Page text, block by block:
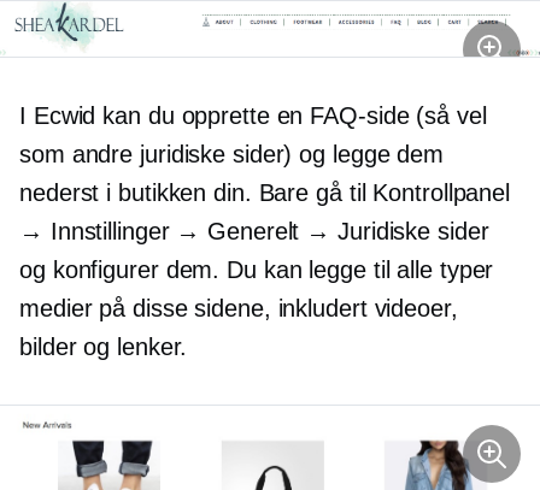
I Ecwid kan du opprette en FAQ-side (så vel
som andre juridiske sider) og legge dem
nederst i butikken din. Bare gå til Kontrollpanel
→ Innstillinger → Generelt → Juridiske sider
og konfigurer dem. Du kan legge til alle typer
medier på disse sidene, inkludert videoer,
bilder og lenker.